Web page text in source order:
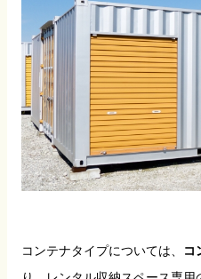
コンテナタイプについては、 コ